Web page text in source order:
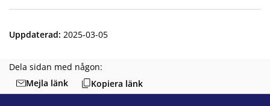
Uppdaterad: 2025-03-05
Dela sidan med någon:
Mejla länk
Kopiera länk